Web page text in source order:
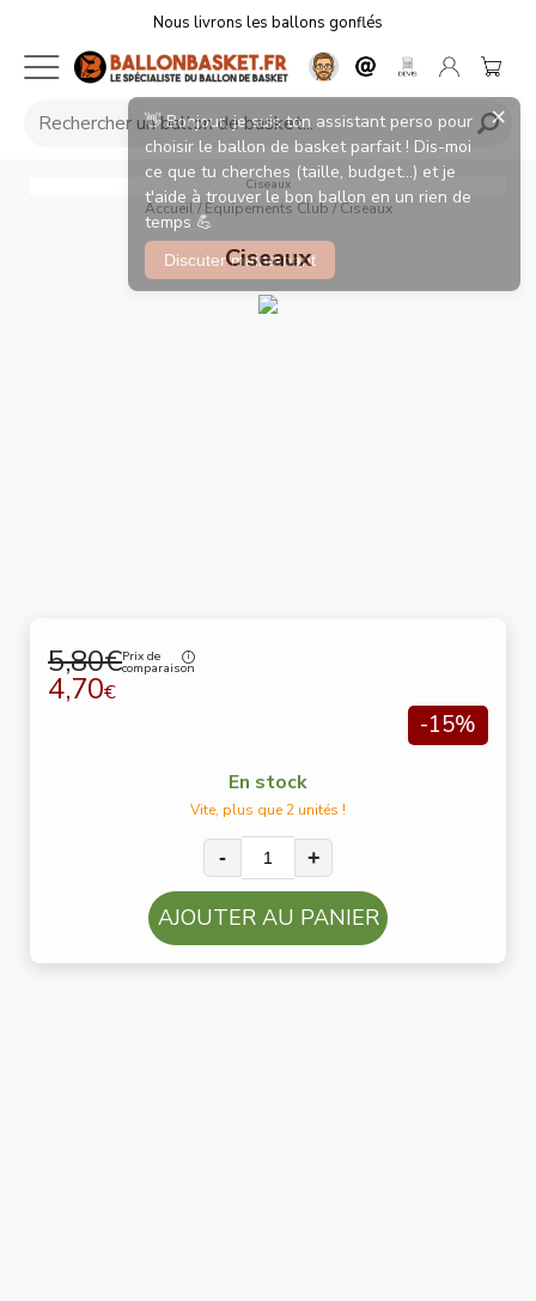
Nous livrons les ballons gonflés
Ciseaux
Accueil/ Equipements Club/Ciseaux
Ciseaux
5,80€Prix de
comparaison
4,70€
-15%
En stock
Vite, plus que 2 unités !
- +
AJOUTER AU PANIER